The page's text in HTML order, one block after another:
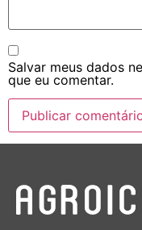
Salvar meus dados
que eu comentar.